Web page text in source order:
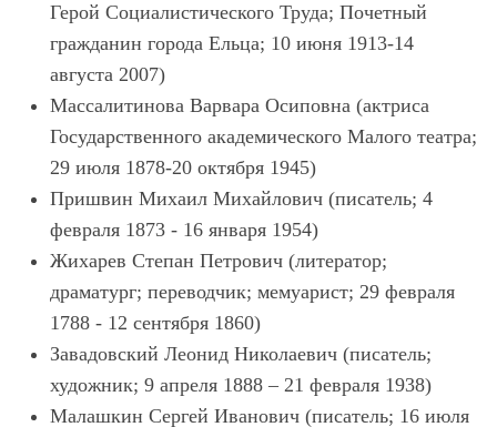
Герой Социалистического Труда; Почетный
гражданин города Ельца; 10 июня 1913-14
августа 2007)
Массалитинова Варвара Осиповна (актриса
Государственного академического Малого театра;
29 июля 1878-20 октября 1945)
Пришвин Михаил Михайлович (писатель; 4
февраля 1873 - 16 января 1954)
Жихарев Степан Петрович (литератор;
драматург; переводчик; мемуарист; 29 февраля
1788 - 12 сентября 1860)
Завадовский Леонид Николаевич (писатель;
художник; 9 апреля 1888 – 21 февраля 1938)
Малашкин Сергей Иванович (писатель; 16 июля